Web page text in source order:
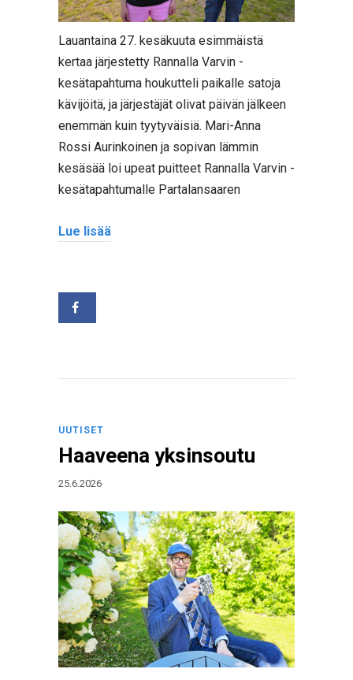
Lauantaina 27. kesäkuuta esimmäistä
kertaa järjestetty Rannalla Varvin -
kesätapahtuma houkutteli paikalle satoja
kävijöitä, ja järjestäjät olivat päivän jälkeen
enemmän kuin tyytyväisiä. Mari-Anna
Rossi Aurinkoinen ja sopivan lämmin
kesäsää loi upeat puitteet Rannalla Varvin -
kesätapahtumalle Partalansaaren
Lue lisää
UUTISET
Haaveena yksinsoutu
25.6.2026